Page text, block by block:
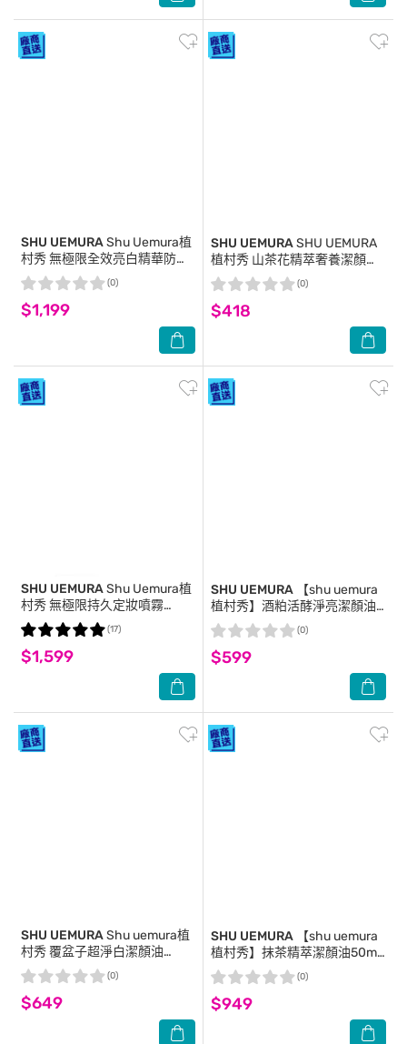
SHU UEMURAShu Uemura植
村秀 無極限全效亮白精華防曬
乳 SPF 50+ PA+++ 30ml #透
光藍
$1,199
(0)
SHU UEMURASHU UEMURA
植村秀 山茶花精萃奢養潔顏油
(50ml) 2入_專櫃公司貨
$418
(0)
SHU UEMURAShu Uemura植
村秀 無極限持久定妝噴霧
100ml 二入組
$1,599
(17)
SHU UEMURA 【shu uemura
植村秀】酒粕活酵淨亮潔顏油
50mlx3 公司貨 卸妝油
$599
(0)
SHU UEMURAShu uemura植
村秀 覆盆子超淨白潔顏油
50mlx3(公司貨)
$649
(0)
SHU UEMURA 【shu uemura
植村秀】抹茶精萃潔顏油50ml
5入組 公司貨 卸妝油
$949
(0)